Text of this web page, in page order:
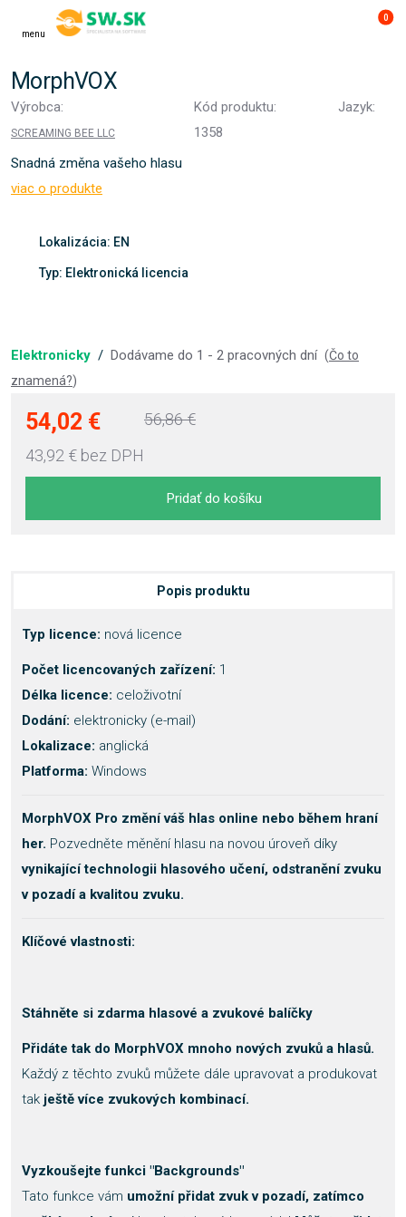
menu
0
MorphVOX
Výrobca:
SCREAMING BEE LLC
Kód produktu:
1358
Jazyk:
Snadná změna vašeho hlasu
viac o produkte
Lokalizácia: EN
Typ: Elektronická licencia
Elektronicky / Dodávame do 1 - 2 pracovných dní (Čo to
znamená?)
54,02 €
43,92 € bez DPH
56,86 €
Pridať do košíku
Popis produktu
Typ licence: nová licence
Počet licencovaných zařízení: 1
Délka licence: celoživotní
Dodání: elektronicky (e-mail)
Lokalizace: anglická
Platforma: Windows
MorphVOX Pro změní váš hlas online nebo během hraní
her. Pozvedněte měnění hlasu na novou úroveň díky
vynikající technologii hlasového učení, odstranění zvuku
v pozadí a kvalitou zvuku.
Klíčové vlastnosti:
Stáhněte si zdarma hlasové a zvukové balíčky
Přidáte tak do MorphVOX mnoho nových zvuků a hlasů.
Každý z těchto zvuků můžete dále upravovat a produkovat
tak ještě více zvukových kombinací.
Vyzkoušejte funkci "Backgrounds"
Tato funkce vám umožní přidat zvuk v pozadí, zatímco